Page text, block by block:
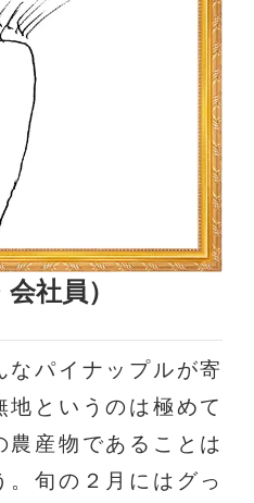
社員）
なパイナップルが寄
というのは極めて
農産物であることは
。旬の２月にはグっ